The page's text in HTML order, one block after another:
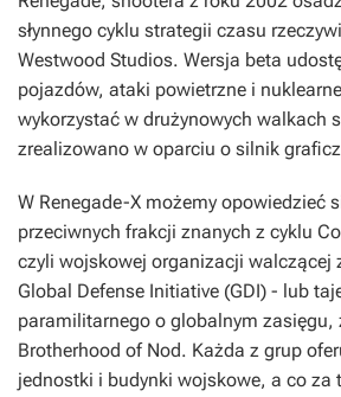
słynnego cyklu strategii czasu
Westwood Studios. Wersja beta
pojazdów, ataki powietrzne i
wykorzystać w drużynowych walkach
zrealizowano w oparciu o silnik
W Renegade-X możemy opowiedzieć
przeciwnych frakcji znanych z cyklu
czyli wojskowej organizacji walczącej
Global Defense Initiative (GDI) - lub
paramilitarnego o globalnym zasięgu,
Brotherhood of Nod. Każda z grup
jednostki i budynki wojskowe, a co za